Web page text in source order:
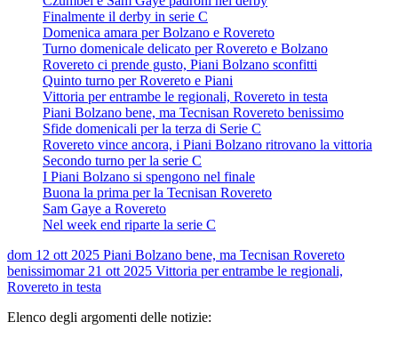
Finalmente il derby in serie C
Domenica amara per Bolzano e Rovereto
Turno domenicale delicato per Rovereto e Bolzano
Rovereto ci prende gusto, Piani Bolzano sconfitti
Quinto turno per Rovereto e Piani
Vittoria per entrambe le regionali, Rovereto in testa
Piani Bolzano bene, ma Tecnisan Rovereto benissimo
Sfide domenicali per la terza di Serie C
Rovereto vince ancora, i Piani Bolzano ritrovano la vittoria
Secondo turno per la serie C
I Piani Bolzano si spengono nel finale
Buona la prima per la Tecnisan Rovereto
Sam Gaye a Rovereto
Nel week end riparte la serie C
dom 12 ott 2025 Piani Bolzano bene, ma Tecnisan Rovereto
benissimomar 21 ott 2025 Vittoria per entrambe le regionali,
Rovereto in testa
Elenco degli argomenti delle notizie: